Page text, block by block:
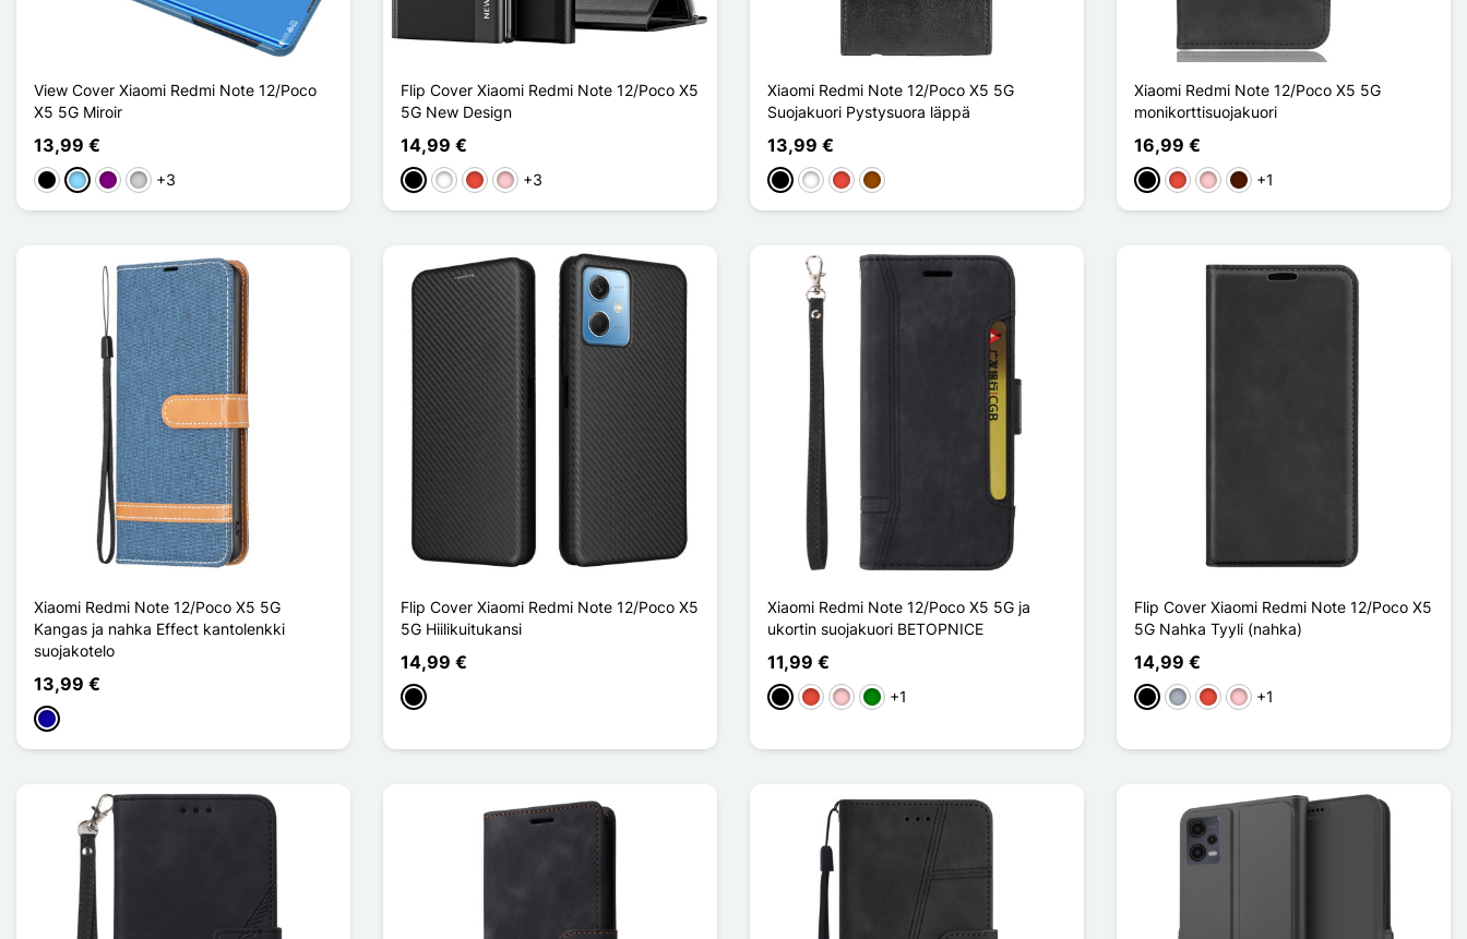
View Cover Xiaomi Redmi Note 12/Poco
X5 5G Miroir
13,99 €
MustaBleu Clair
VioletArgenté
+3
Flip Cover Xiaomi Redmi Note 12/Poco X5
5G New Design
14,99 €
MustaValkoinen
Punainen
Pinkki
+3
Xiaomi Redmi Note 12/Poco X5 5G
Suojakuori Pystysuora läppä
13,99 €
MustaValkoinen
Punainen
Ruskea
Xiaomi Redmi Note 12/Poco X5 5G
monikorttisuojakuori
16,99 €
MustaPunainen
PinkkiMarron Foncé
+1
Xiaomi Redmi Note 12/Poco X5 5G
Kangas ja nahka Effect kantolenkki
suojakotelo
13,99 €
Bleu Foncé
Flip Cover Xiaomi Redmi Note 12/Poco X5
5G Hiilikuitukansi
14,99 €
Musta
Xiaomi Redmi Note 12/Poco X5 5G ja
ukortin suojakuori BETOPNICE
11,99 €
MustaPunainen
PinkkiVihreä
+1
Flip Cover Xiaomi Redmi Note 12/Poco X5
5G Nahka Tyyli (nahka)
14,99 €
MustaHarmaaPunainen
Pinkki
+1